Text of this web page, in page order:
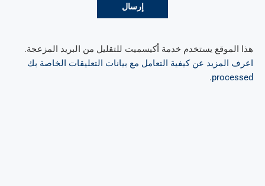
هذا الموقع يستخدم خدمة أكيسميت للتقليل من البريد المزعجة.
اعرف المزيد عن كيفية التعامل مع بيانات التعليقات الخاصة بك
processed
.